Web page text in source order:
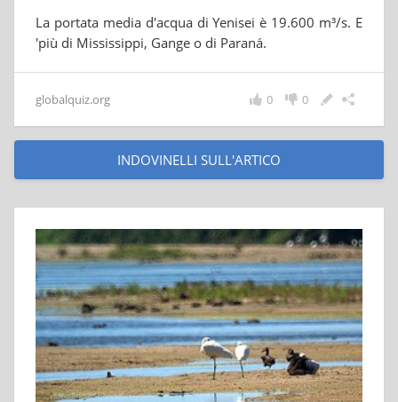
La portata media d'acqua di Yenisei è 19.600 m³/s. E
'più di Mississippi, Gange o di Paraná.
globalquiz.org 0
0
INDOVINELLI SULL'ARTICO